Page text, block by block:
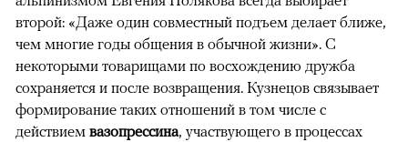
второй: «Даже один совместный подъем делает ближе,
чем многие годы общения в обычной жизни». С
некоторыми товарищами по восхождению дружба
сохраняется и после возвращения. Кузнецов связывает
формирование таких отношений в том числе с
действием вазопрессина, участвующего в процессах